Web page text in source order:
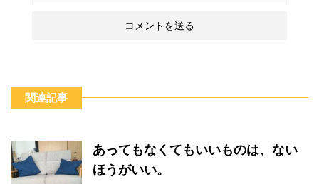
関連記事
あってもなくてもいいものは、ない
ほうがいい。